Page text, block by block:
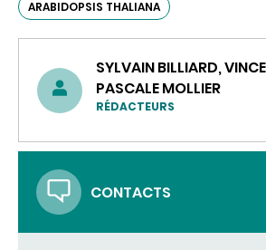
ARABIDOPSIS THALIANA
SYLVAIN BILLIARD,
PASCALE MOLLIER
RÉDACTEURS
CONTACTS